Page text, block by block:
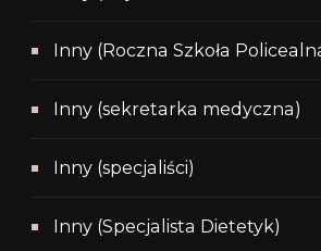
Inny (Roczna Szkoła
Inny (sekretarka medyczna)
Inny (specjaliści)
Inny (Specjalista Dietetyk)